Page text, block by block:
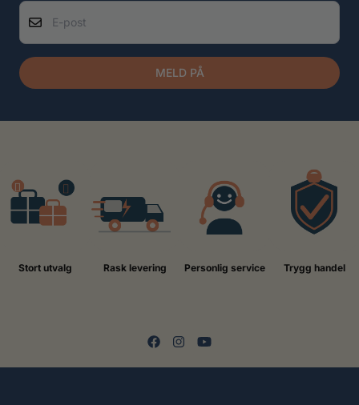
E-post
MELD PÅ
Stort utvalg Rask levering Personlig service Trygg handel